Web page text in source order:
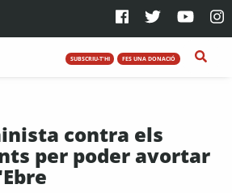
SUBSCRIU-T'HI FES UNA DONACIÓ
contra els
per poder avortar